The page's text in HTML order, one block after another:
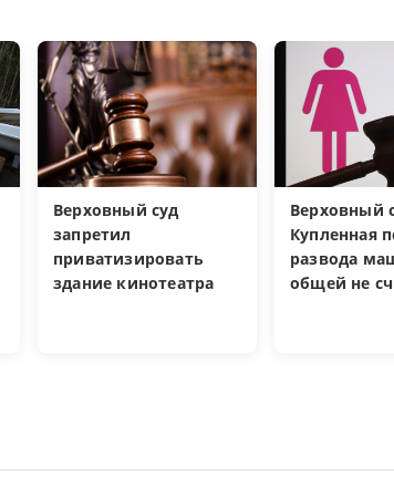
Верховный суд
запретил
приватизировать
здание кинотеатра
Верховный
Купленная
развода
общей не